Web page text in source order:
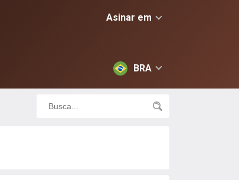
Asinar em
BRA